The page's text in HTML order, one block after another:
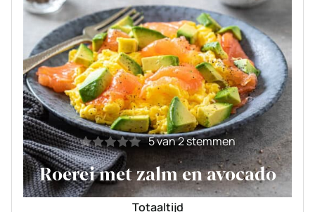
5van2stemmen
Roerei met zalm en avocado
Totaaltijd